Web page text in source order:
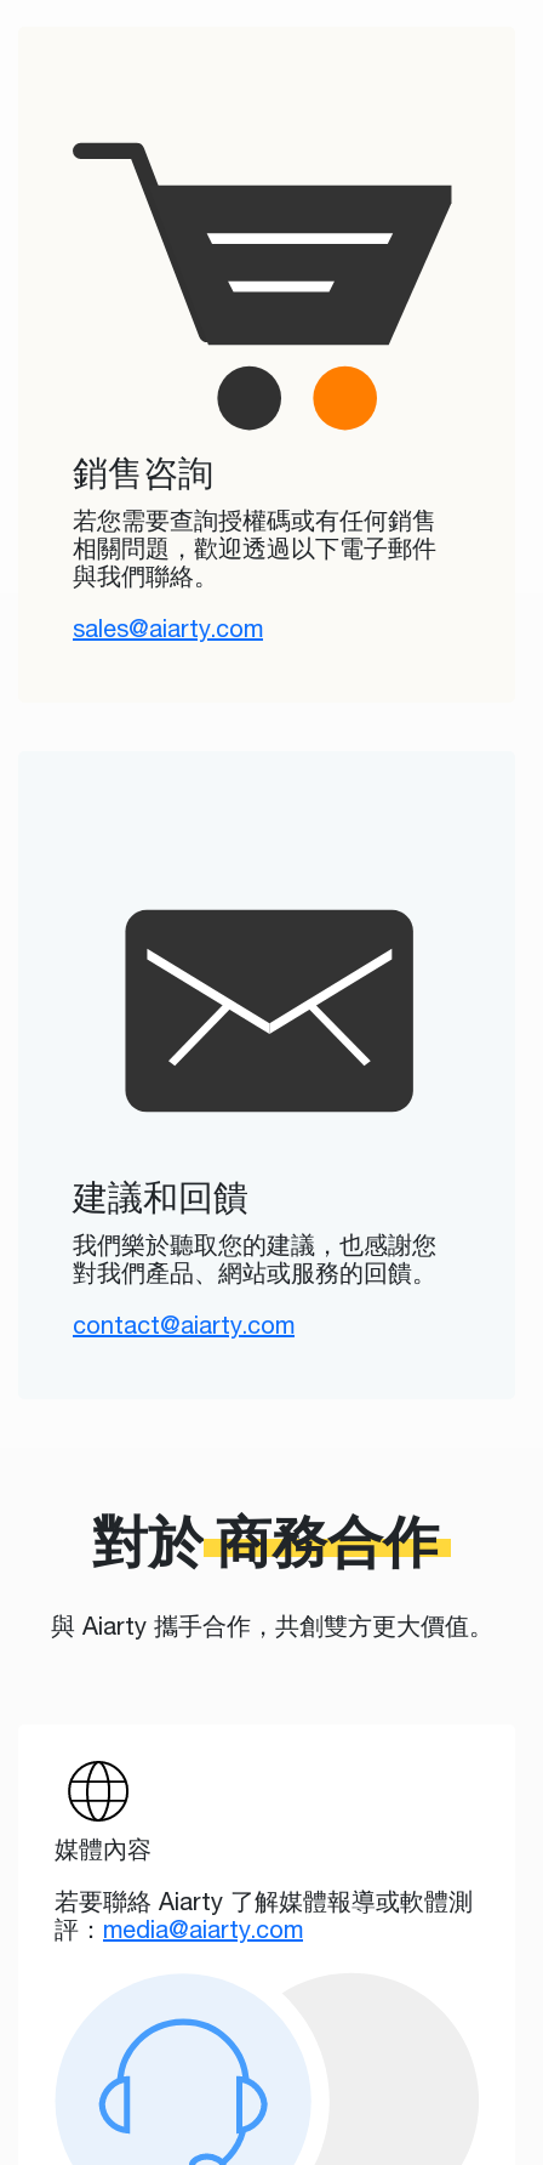
銷售咨詢
若您需要查詢授權碼或有任何銷售
相關問題，歡迎透過以下電子郵件
與我們聯絡。
sales@aiarty.com
建議和回饋
我們樂於聽取您的建議，也感謝您
對我們產品、網站或服務的回饋。
contact@aiarty.com
對於商務合作
與 Aiarty 攜手合作，共創雙方更大價值。
媒體內容
若要聯絡 Aiarty 了解媒體報導或軟體測
評： media@aiarty.com